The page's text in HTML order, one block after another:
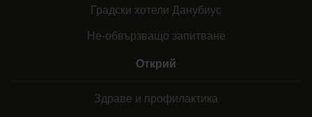
Градски хотели Данубиус
Не-обвързващо запитване
Открий
Здраве и профилактика